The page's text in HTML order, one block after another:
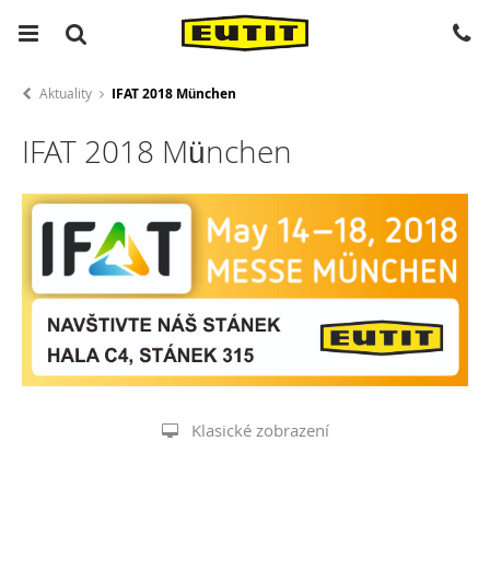
Aktuality IFAT 2018 München
IFAT 2018 München
Klasické zobrazení